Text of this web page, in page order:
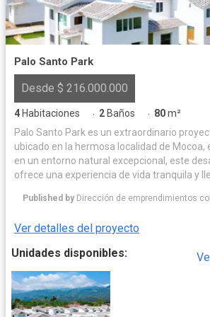
respaldo. En Brassia, los acabados no solo definen una casa, sino
un estilo de vida donde el diseño, la
la naturaleza conviven en perfecta armonía.
Palo Santo Park
Desde $ 216.000.000
4 Habitaciones · 2 Baños · 80m²
Palo Santo Park es un extraordinario
ubicado en la hermosa localidad de Mocoa,
en un entorno natural excepcional, este
ofrece una experiencia de vida tranquila y
proyecto Palo Santo Park se destaca por
estéticos contemporáneos con una
el entorno natural circundante. Las viviendas
cuidadosamente diseñadas para brindar
luminosos y confortables, utilizando
que garantizan durabilidad y eficiencia energética.
las excepcionales características de las
Published by Dirección de emprendimientos
Ver detalles del proyecto
Unidades disponibles: